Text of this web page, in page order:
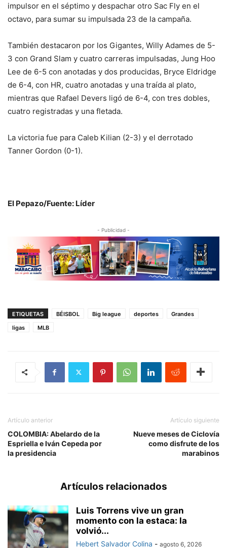
impulsor en el séptimo y despachar otro Sac Fly en el
octavo, para sumar su impulsada 23 de la campaña.
También destacaron por los Gigantes, Willy Adames de 5-
3 con Grand Slam y cuatro carreras impulsadas, Jung Hoo
Lee de 6-5 con anotadas y dos producidas, Bryce Eldridge
de 6-4, con HR, cuatro anotadas y una traída al plato,
mientras que Rafael Devers ligó de 6-4, con tres dobles,
cuatro registradas y una fletada.
La victoria fue para Caleb Kilian (2-3) y el derrotado
Tanner Gordon (0-1).
El Pepazo/Fuente: Líder
- Publicidad -
ETIQUETAS BÉISBOL Big league deportes
Grandes
ligas
MLB
Artículo anterior
COLOMBIA: Abelardo de la
Espriella e Iván Cepeda por
la presidencia
Artículo siguiente
Nueve meses de Ciclovía
como disfrute de los
marabinos
Artículos relacionados
Luis Torrens vive un gran
momento con la estaca: la
volvió...
Hebert Salvador Colina - agosto 6, 2026